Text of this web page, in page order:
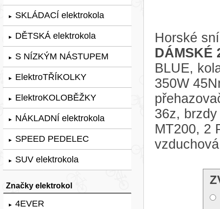
► SKLÁDACÍ elektrokola
► DĚTSKÁ elektrokola
► S NÍZKÝM NÁSTUPEM
► ElektroTŘÍKOLKY
► ElektroKOLOBĚŽKY
► NÁKLADNÍ elektrokola
► SPEED PEDELEC
► SUV elektrokola
Značky elektrokol
► 4EVER
Horské
DÁMSKÉ
BLUE,
350W
36z,
MT200, 2